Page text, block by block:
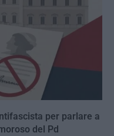
per parlare a
del Pd